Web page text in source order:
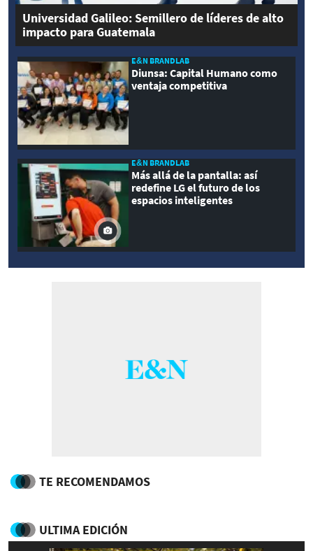
Universidad Galileo: Semillero de líderes de alto
impacto para Guatemala
E&N BRANDLAB
Diunsa: Capital Humano como
ventaja competitiva
E&N BRANDLAB
Más allá de la pantalla: así
redefine LG el futuro de los
espacios inteligentes
TE RECOMENDAMOS
ULTIMA EDICIÓN